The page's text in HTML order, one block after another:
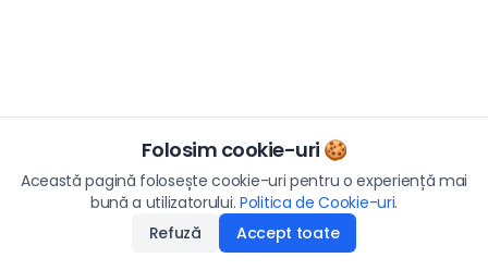
Folosim cookie-uri 🍪
Această pagină folosește cookie-uri pentru o experiență mai
bună a utilizatorului. Politica de Cookie-uri.
Refuză
Accept toate